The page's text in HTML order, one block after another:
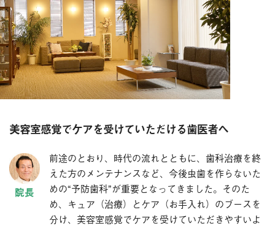
美容室感覚でケアを受けていただける歯医者へ
前途のとおり、時代の流れとともに、歯科治療を終
えた方のメンテナンスなど、今後虫歯を作らないた
めの“予防歯科”が重要となってきました。そのた
め、キュア（治療）とケア（お手入れ）のブースを
分け、美容室感覚でケアを受けていただきやすいよ